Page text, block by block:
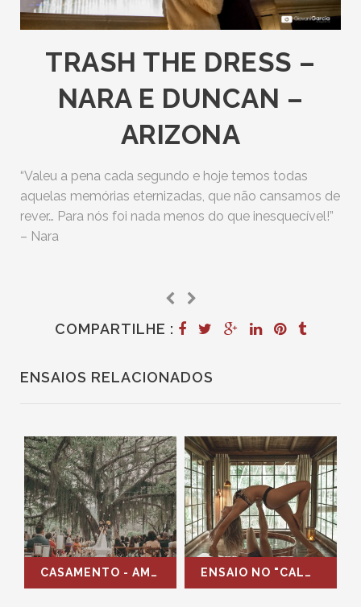
TRASH THE DRESS –
NARA E DUNCAN –
ARIZONA
“Valeu a pena cada segundo e hoje temos todas
aquelas memórias eternizadas, que não cansamos de
rever… Para nós foi nada menos do que inesquecível!”
– Nara
COMPARTILHE :
ENSAIOS RELACIONADOS
CASAMENTO - AMANDA E FELIPE - ITANHANGÁ ENSAIO NO "CALOR" DA SERRA